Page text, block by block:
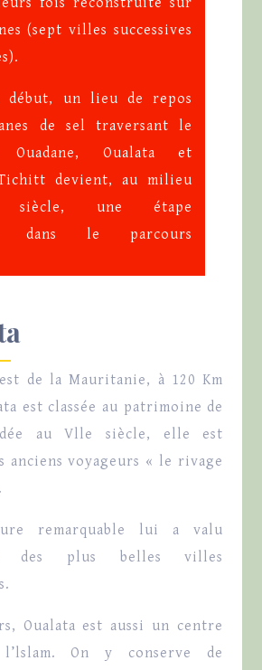
fois reconstruite sur
(sept villes successives
début, un lieu de repos
de sel traversant le
Oualata et
devient, au milieu
siècle, une étape
dans le parcours
de la Mauritanie, à 120 Km
est classée au patrimoine de
au Vlle siècle, elle est
anciens voyageurs « le rivage
remarquable lui a valu
des plus belles villes
Oualata est aussi un centre
On y conserve de